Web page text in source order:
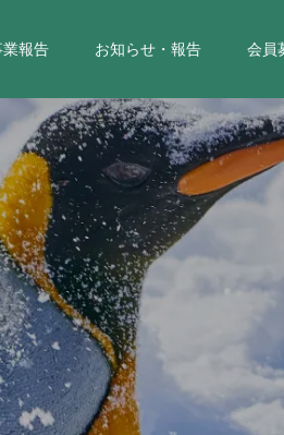
報告 お知らせ・報告 会員